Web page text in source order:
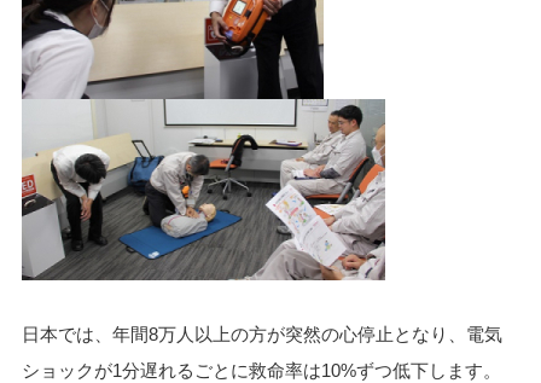
日本では、年間8万人以上の方が突然の心停止となり、電気
ショックが1分遅れるごとに救命率は10%ずつ低下します。